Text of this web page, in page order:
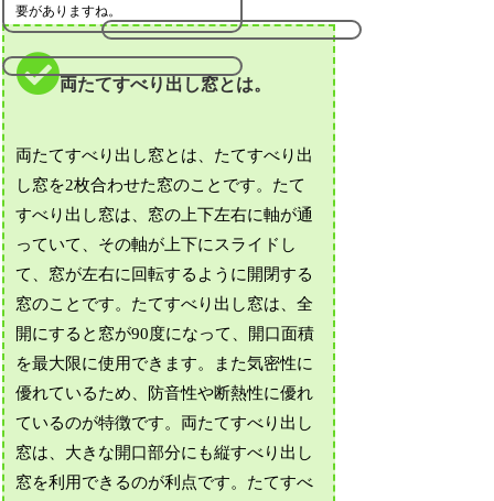
要がありますね。
両たてすべり出し窓とは。
両たてすべり出し窓とは、たてすべり出
し窓を2枚合わせた窓のことです。たて
すべり出し窓は、窓の上下左右に軸が通
っていて、その軸が上下にスライドし
て、窓が左右に回転するように開閉する
窓のことです。たてすべり出し窓は、全
開にすると窓が90度になって、開口面積
を最大限に使用できます。また気密性に
優れているため、防音性や断熱性に優れ
ているのが特徴です。両たてすべり出し
窓は、大きな開口部分にも縦すべり出し
窓を利用できるのが利点です。たてすべ